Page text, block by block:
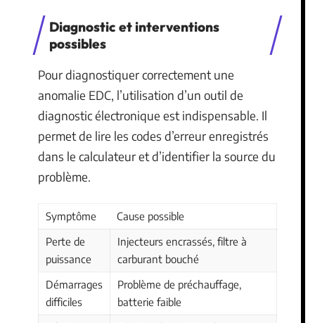
Diagnostic et interventions
possibles
Pour diagnostiquer correctement une
anomalie EDC, l’utilisation d’un outil de
diagnostic électronique est indispensable. Il
permet de lire les codes d’erreur enregistrés
dans le calculateur et d’identifier la source du
problème.
Symptôme
Cause possible
Perte de
puissance
Injecteurs encrassés, filtre à
carburant bouché
Démarrages
difficiles
Problème de préchauffage,
batterie faible